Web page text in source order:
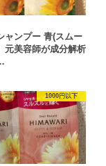
ャンプー 青(スムー
元美容師が成分解析
1000円以下